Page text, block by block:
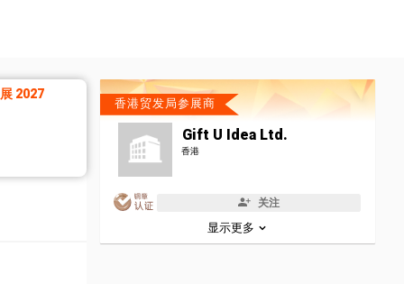
2027
香港贸发局参展商
Gift U Idea Ltd.
香港
关注
显示更多